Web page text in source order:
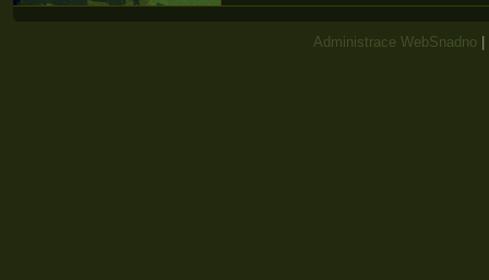
Administrace WebSnadno|